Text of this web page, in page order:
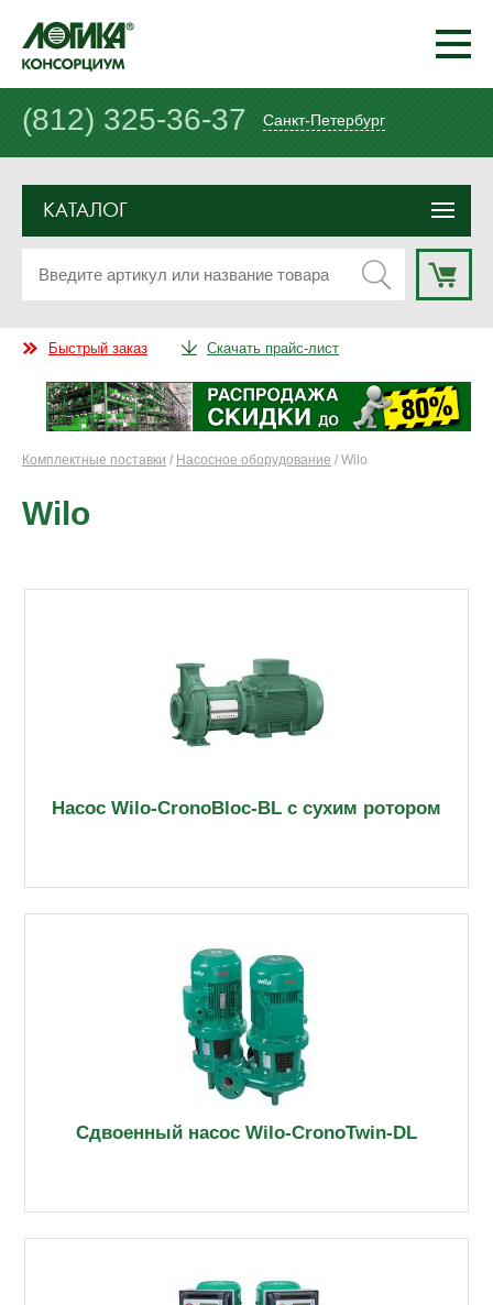
(812) 325-36-37 Санкт-Петербург
КАТАЛОГ
Быстрый заказ Скачать прайс-лист
Комплектные поставки / Насосное оборудование / Wilo
Wilo
Насос Wilo-CronoBloc-BL с сухим ротором
Сдвоенный насос Wilo-CronoTwin-DL